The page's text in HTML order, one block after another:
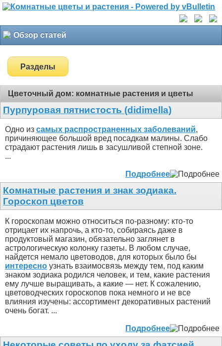
Обзор статей
Разделы
Цветочный дом: комнатные растения и цветы
Пурпуровая пятнистость (didimella)
Одно из самых распространенных заболеваний,
причиняющее большой вред посадкам малины. Слабо
страдают растения лишь в засушливой степной зоне.
...
Подробнее
Комнатные растения и знак зодиака.
Гороскоп цветов
К гороскопам можно относиться по-разному: кто-то
отрицает их напрочь, а кто-то, собираясь даже в
продуктовый магазин, обязательно заглянет в
астрологическую колонку газеты. В любом случае,
найдется немало цветоводов, для которых было бы
интересно узнать взаимосвязь между тем, под каким
знаком зодиака родился человек, и тем, какие растения
ему лучше выращивать, а какие — нет. К сожалению,
цветоводческих гороскопов пока немного и не все
влияния изучены: ассортимент декоративных растений
очень богат. ...
Подробнее